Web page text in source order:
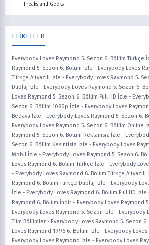
Freaks and Geeks
ETİKETLER
Everybody Loves Raymond 5. Sezon 6. Bölüm Türkçe
Raymond 5. Sezon 6. Bölüm İzle - Everybody Loves
Türkçe Altyazılı İzle - Everybody Loves Raymond 5.
Dublaj İzle - Everybody Loves Raymond 5. Sezon 6.
Loves Raymond 5. Sezon 6. Bölüm Full HD İzle -
Sezon 6. Bölüm 1080p İzle - Everybody Loves
Bedava İzle - Everybody Loves Raymond 5. Sezon 6.
Everybody Loves Raymond 5. Sezon 6. Bölüm Online
Raymond 5. Sezon 6. Bölüm Reklamsız İzle -
Sezon 6. Bölüm Kesintisiz İzle - Everybody Loves
Mobil İzle - Everybody Loves Raymond 5. Sezon 6.
Loves Raymond 6. Bölüm Türkçe İzle - Everybody
- Everybody Loves Raymond 6. Bölüm Türkçe Altyazılı
Raymond 6. Bölüm Türkçe Dublaj İzle - Everybody
İzle - Everybody Loves Raymond 6. Bölüm Full HD İzle
Raymond 6. Bölüm İndir - Everybody Loves Raymond
Everybody Loves Raymond 5. Sezon İzle - Everybody
Tüm Bölümler - Everybody Loves Raymond 5. Sezon
Loves Raymond 1996 6. Bölüm İzle - Everybody
Everybody Loves Raymond İzle - Everybody Loves